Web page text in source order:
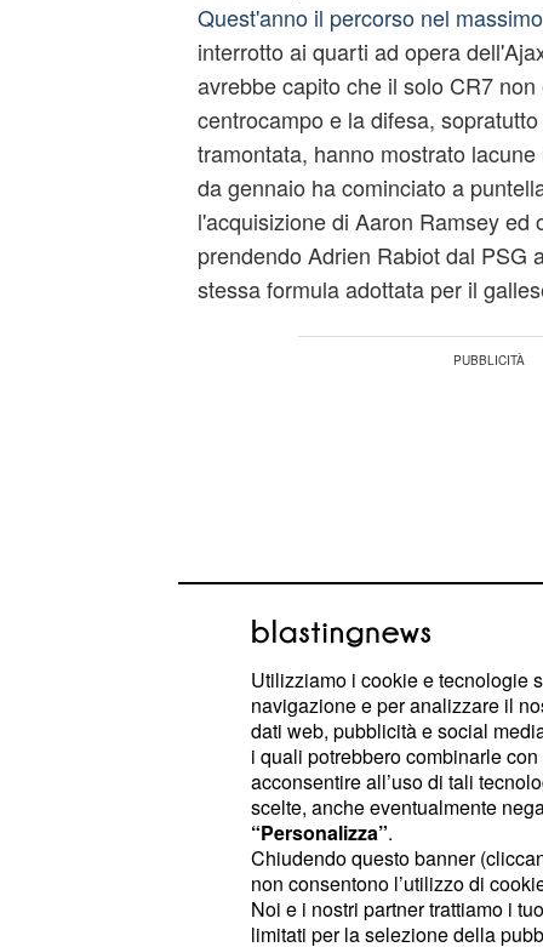
Quest'anno il percorso nel
interrotto ai quarti ad opera
avrebbe capito che il solo CR7
centrocampo e la difesa,
tramontata, hanno mostrato
da gennaio ha cominciato a
l'acquisizione di Aaron Ramsey ed
prendendo Adrien Rabiot dal PSG
stessa formula adottata per il
Sembra anche che l'affare de Ligt
porto.
L'affare de Ligt alle
Sistemata la mediana, il ds si è
Utilizziamo i cookie e tecnologie
navigazione e per analizzare il
dati web, pubblicità e social
i quali potrebbero combinarle
acconsentire all’uso di tali
scelte, anche eventualmente
“Personalizza”.
Chiudendo questo banner
non consentono l’utilizzo di
Noi e i nostri partner trattiamo i
limitati per la selezione della